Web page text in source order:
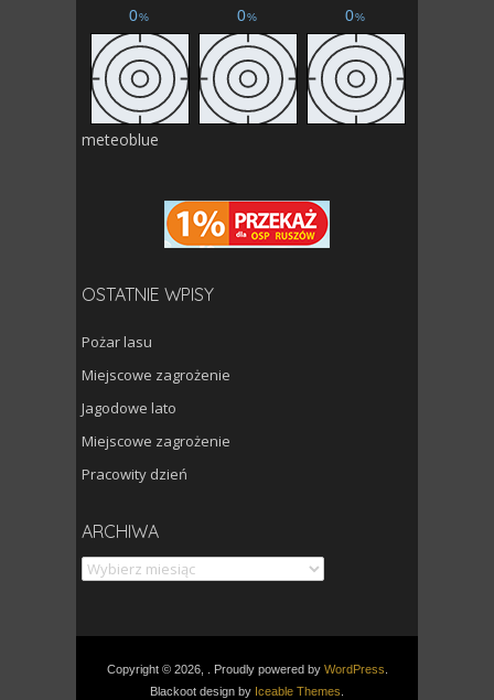
meteoblue
OSTATNIE WPISY
Pożar lasu
Miejscowe zagrożenie
Jagodowe lato
Miejscowe zagrożenie
Pracowity dzień
ARCHIWA
Archiwa
Copyright © 2026, . Proudly powered by WordPress
Blackoot design by Iceable Themes